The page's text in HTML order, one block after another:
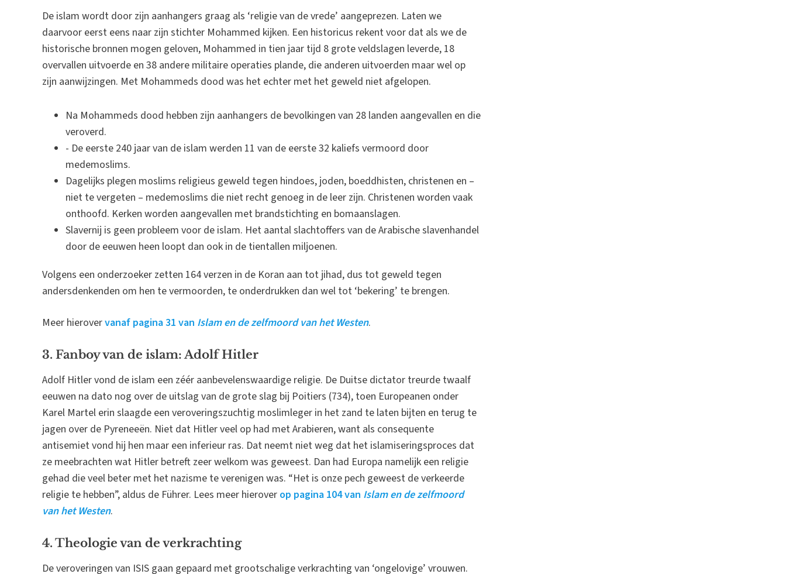
De islam wordt door zijn aanhangers graag als ‘religie van de vrede’ aangeprezen. Laten we
daarvoor eerst eens naar zijn stichter Mohammed kijken. Een historicus rekent voor dat als we de
historische bronnen mogen geloven, Mohammed in tien jaar tijd 8 grote veldslagen leverde, 18
overvallen uitvoerde en 38 andere militaire operaties plande, die anderen uitvoerden maar wel op
zijn aanwijzingen. Met Mohammeds dood was het echter met het geweld niet afgelopen.
Na Mohammeds dood hebben zijn aanhangers de bevolkingen van 28 landen aangevallen en die
veroverd.
- De eerste 240 jaar van de islam werden 11 van de eerste 32 kaliefs vermoord door
medemoslims.
Dagelijks plegen moslims religieus geweld tegen hindoes, joden, boeddhisten, christenen en –
niet te vergeten – medemoslims die niet recht genoeg in de leer zijn. Christenen worden vaak
onthoofd. Kerken worden aangevallen met brandstichting en bomaanslagen.
Slavernij is geen probleem voor de islam. Het aantal slachtoffers van de Arabische slavenhandel
door de eeuwen heen loopt dan ook in de tientallen miljoenen.
Volgens een onderzoeker zetten 164 verzen in de Koran aan tot jihad, dus tot geweld tegen
andersdenkenden om hen te vermoorden, te onderdrukken dan wel tot ‘bekering’ te brengen.
Meer hierovervanaf pagina 31 van Islam en de zelfmoord van het Westen.
3. Fanboy van de islam: Adolf Hitler
Adolf Hitler vond de islam een zéér aanbevelenswaardige religie. De Duitse dictator treurde twaalf
eeuwen na dato nog over de uitslag van de grote slag bij Poitiers (734), toen Europeanen onder
Karel Martel erin slaagde een veroveringszuchtig moslimleger in het zand te laten bijten en terug te
jagen over de Pyreneeën. Niet dat Hitler veel op had met Arabieren, want als consequente
antisemiet vond hij hen maar een inferieur ras. Dat neemt niet weg dat het islamiseringsproces dat
ze meebrachten wat Hitler betreft zeer welkom was geweest. Dan had Europa namelijk een religie
gehad die veel beter met het nazisme te verenigen was. “Het is onze pech geweest de verkeerde
religie te hebben”, aldus de Führer. Lees meer hierover op pagina 104 van Islam en de zelfmoord
van het Westen.
4. Theologie van de verkrachting
De veroveringen van ISIS gaan gepaard met grootschalige verkrachting van ‘ongelovige’ vrouwen.